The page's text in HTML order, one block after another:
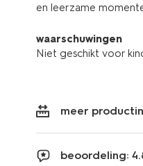
en leerzame
waarschuwingen
Niet geschikt voor
meer
beoordeling: